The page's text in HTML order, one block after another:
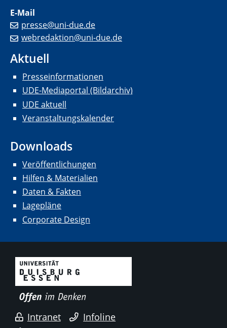
E-Mail
presse@uni-due.de
webredaktion@uni-due.de
Aktuell
Presseinformationen
UDE-Mediaportal (Bildarchiv)
UDE aktuell
Veranstaltungskalender
Downloads
Veröffentlichungen
Hilfen & Materialien
Daten & Fakten
Lagepläne
Corporate Design
Intranet
Infoline